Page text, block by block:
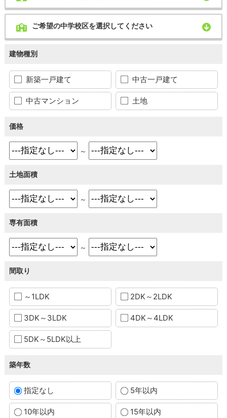
ご希望の中学校区を選択してください
建物種別
新築一戸建て 中古一戸建て
中古マンション 土地
価格
～
土地面積
～
専有面積
～
間取り
～1LDK 2DK～2LDK
3DK～3LDK 4DK～4LDK
5DK～5LDK以上
築年数
指定なし 5年以内
10年以内 15年以内